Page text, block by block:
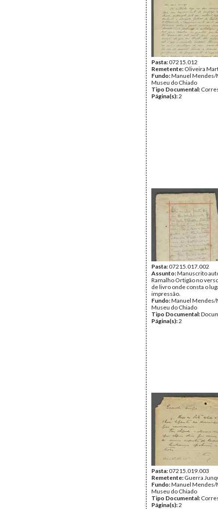
Pasta:07215.012
Remetente: Oliveira
Fundo:Manuel Mendes/
Museu do Chiado
Tipo Documental:
Página(s):2
Pasta:07215.017.002
Assunto:Manuscrito
Ramalho Ortigão no
de livro onde consta o
impressão.
Fundo:Manuel Mendes/
Museu do Chiado
Tipo Documental:
Página(s):2
Pasta:07215.019.003
Remetente: Guerra
Fundo:Manuel Mendes/
Museu do Chiado
Tipo Documental:
Página(s):2